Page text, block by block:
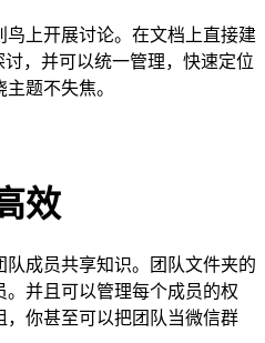
上开展讨论。在文档上直接建
，并可以统一管理，快速定位
题不失焦。
效
成员共享知识。团队文件夹的
并且可以管理每个成员的权
，你甚至可以把团队当微信群